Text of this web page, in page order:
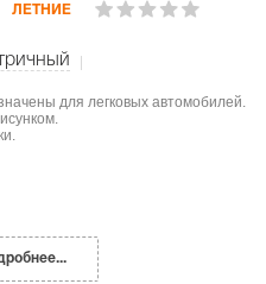
ЛЕТНИЕ
для легковых автомобилей.